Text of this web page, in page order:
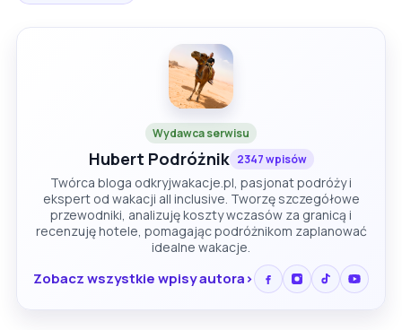
Wydawca serwisu
Hubert Podróżnik 2347 wpisów
Twórca bloga odkryjwakacje.pl, pasjonat podróży i
ekspert od wakacji all inclusive. Tworzę szczegółowe
przewodniki, analizuję koszty wczasów za granicą i
recenzuję hotele, pomagając podróżnikom zaplanować
idealne wakacje.
Zobacz wszystkie wpisy autora